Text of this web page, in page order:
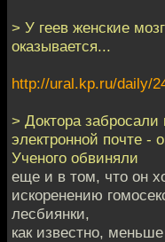
> У геев женские
оказывается...
http://ural.kp.ru/daily/
> Доктора
электронной почте -
Ученого обвиняли
еще и в том, что он
искоренению
лесбиянки,
как известно,